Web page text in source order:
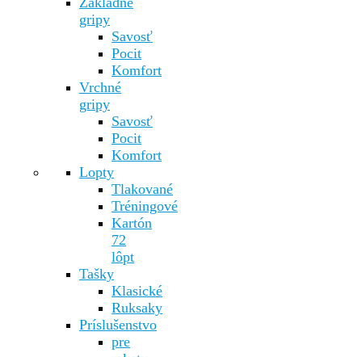
gripy
Savosť
Pocit
Komfort
Vrchné
gripy
Savosť
Pocit
Komfort
Lopty
Tlakované
Tréningové
Kartón
72
lôpt
Tašky
Klasické
Ruksaky
Príslušenstvo
pre